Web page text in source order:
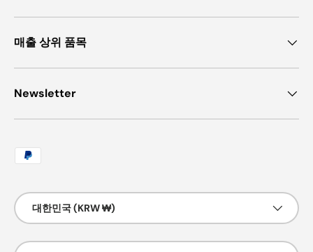
매출 상위 품목
Newsletter
허용되는 결제 방법
국가/지역
대한민국 (KRW ₩)
언어